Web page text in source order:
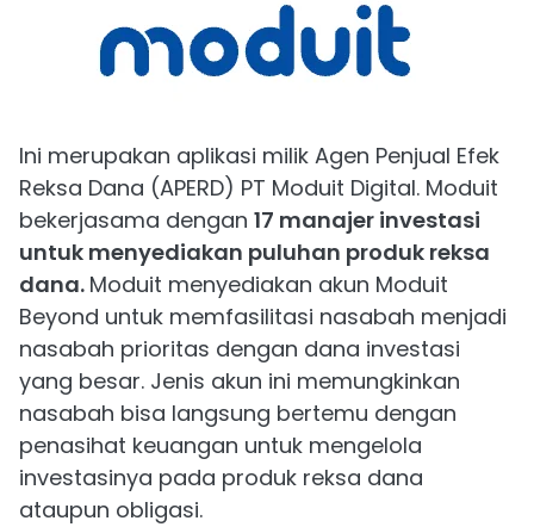
Ini merupakan aplikasi milik Agen Penjual Efek
Reksa Dana (APERD) PT Moduit Digital. Moduit
bekerjasama dengan 17 manajer investasi
untuk menyediakan puluhan produk reksa
dana. Moduit menyediakan akun Moduit
Beyond untuk memfasilitasi nasabah menjadi
nasabah prioritas dengan dana investasi
yang besar. Jenis akun ini memungkinkan
nasabah bisa langsung bertemu dengan
penasihat keuangan untuk mengelola
investasinya pada produk reksa dana
ataupun obligasi.